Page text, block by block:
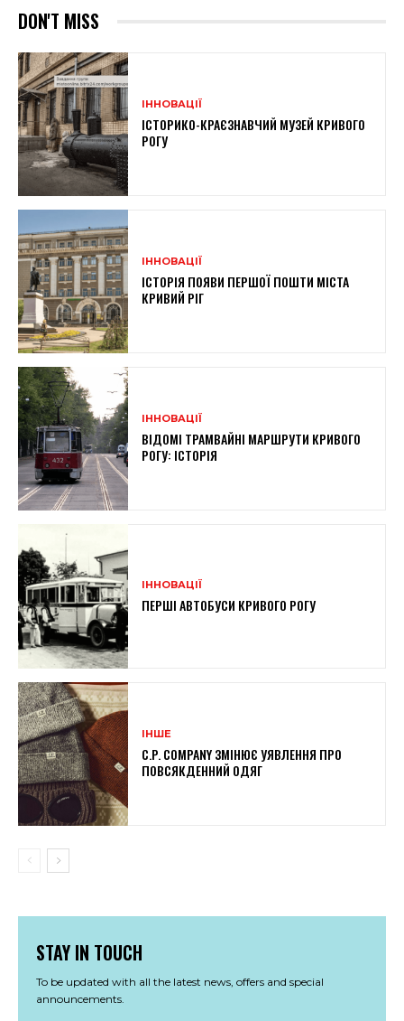
DON'T MISS
ІННОВАЦІЇ
ІСТОРИКО-КРАЄЗНАВЧИЙ МУЗЕЙ КРИВОГО
РОГУ
ІННОВАЦІЇ
ІСТОРІЯ ПОЯВИ ПЕРШОЇ ПОШТИ МІСТА
КРИВИЙ РІГ
ІННОВАЦІЇ
ВІДОМІ ТРАМВАЙНІ МАРШРУТИ КРИВОГО
РОГУ: ІСТОРІЯ
ІННОВАЦІЇ
ПЕРШІ АВТОБУСИ КРИВОГО РОГУ
ІНШЕ
C.P. COMPANY ЗМІНЮЄ УЯВЛЕННЯ ПРО
ПОВСЯКДЕННИЙ ОДЯГ
STAY IN TOUCH
To be updated with all the latest news, offers and special
announcements.